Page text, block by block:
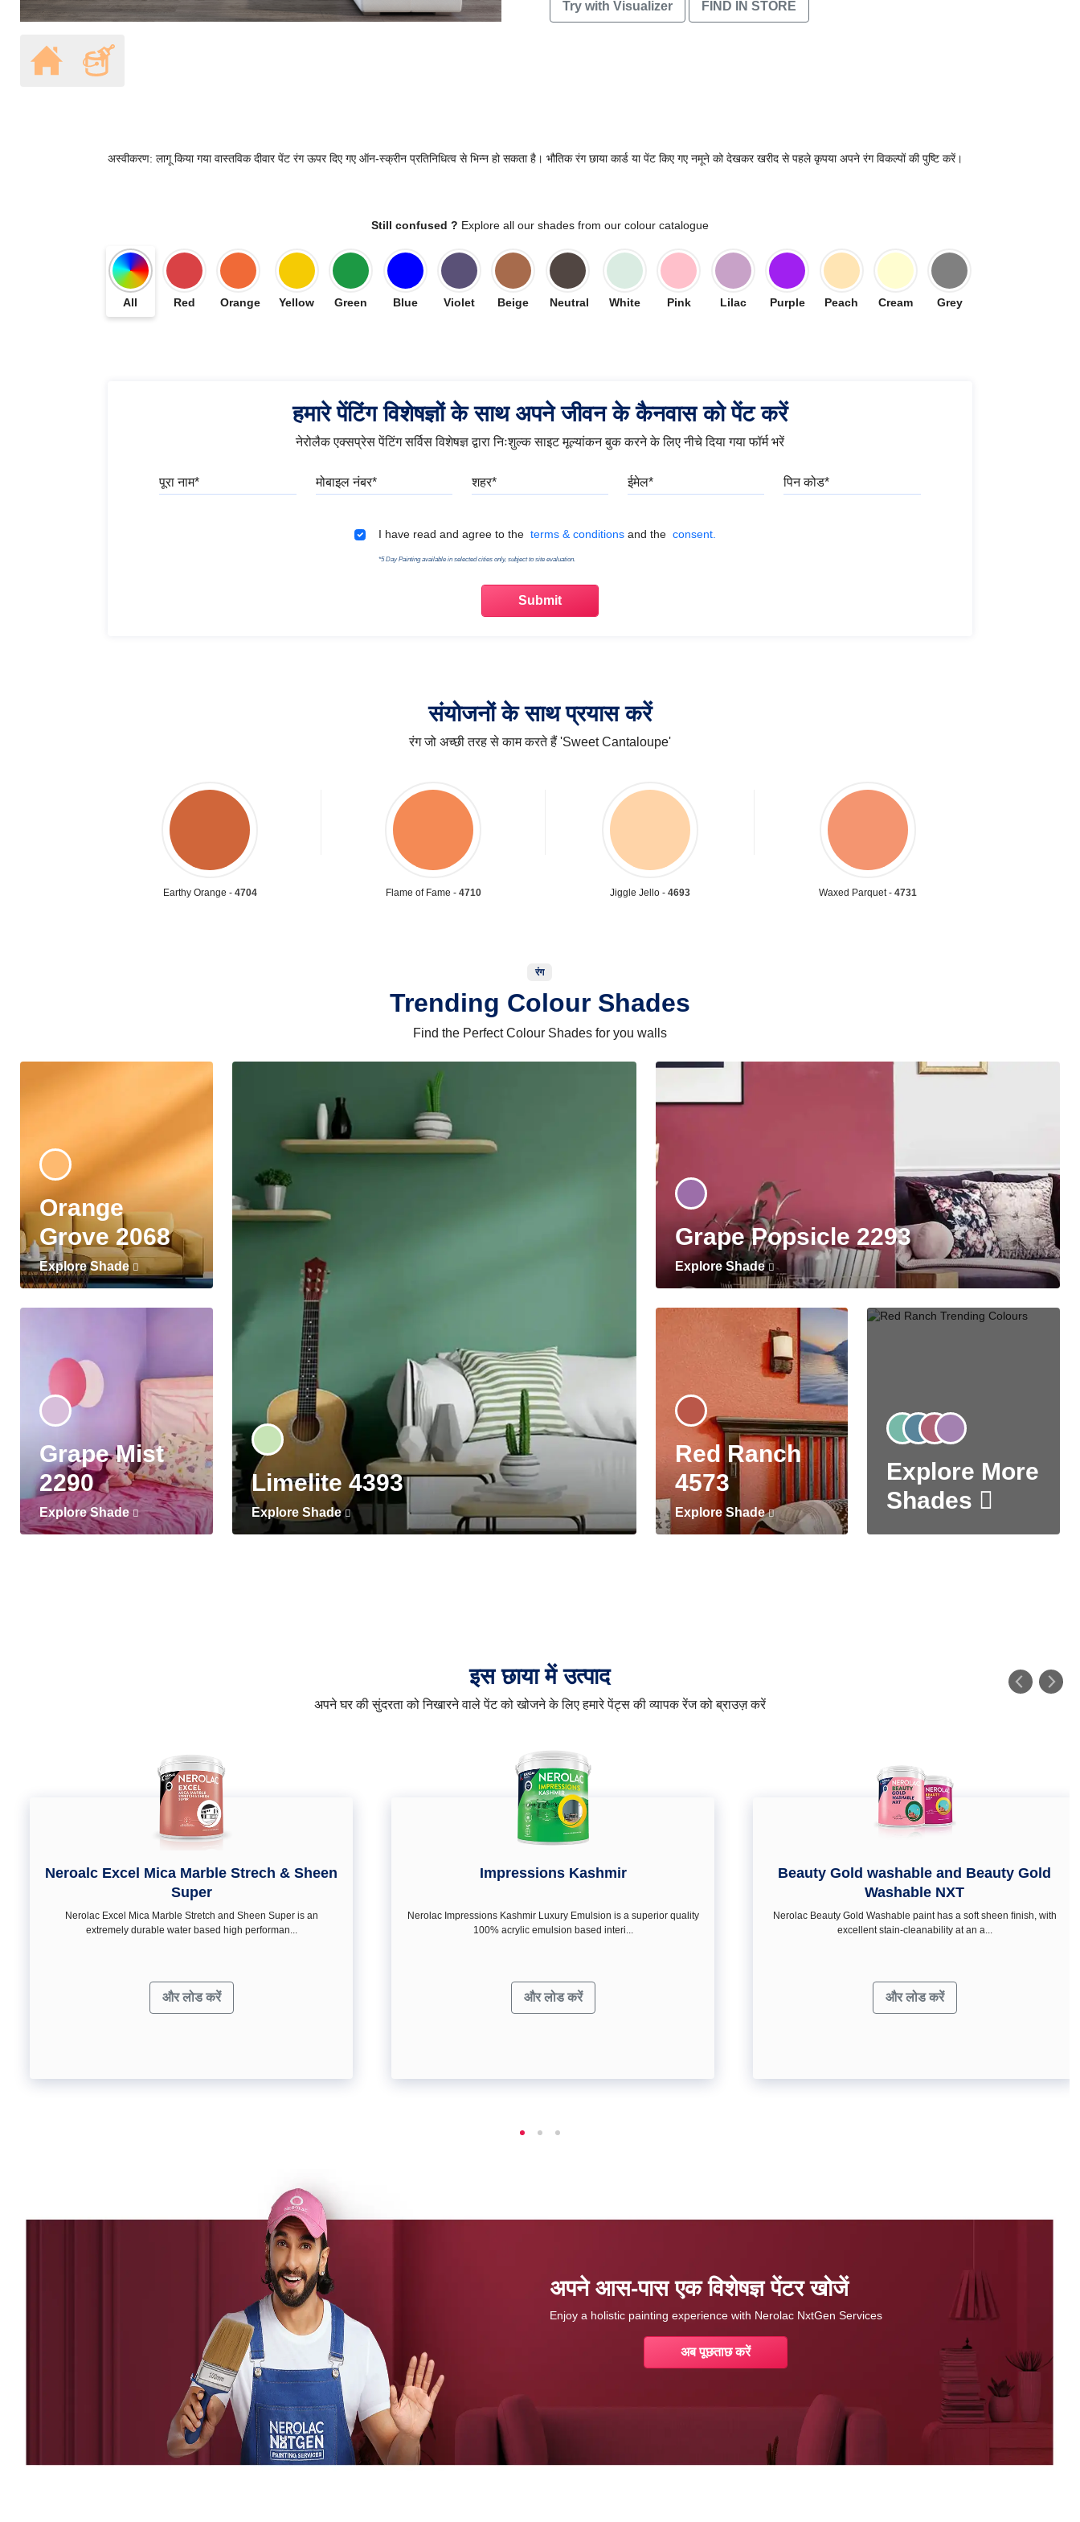
Try with Visualizer FIND IN STORE
अस्वीकरण: लागू किया गया वास्तविक दीवार पेंट रंग ऊपर दिए गए ऑन-स्क्रीन प्रतिनिधित्व से भिन्न हो सकता है। भौतिक रंग छाया कार्ड या पेंट किए गए नमूने को देखकर खरीद से पहले कृपया अपने रंग विकल्पों की पुष्टि करें।
Still confused ? Explore all our shades from our colour catalogue
All Red Orange Yellow Green Blue Violet Beige Neutral White Pink Lilac Purple Peach Cream Grey
हमारे पेंटिंग विशेषज्ञों के साथ अपने जीवन के कैनवास को पेंट करें
नेरोलैक एक्सप्रेस पेंटिंग सर्विस विशेषज्ञ द्वारा निःशुल्क साइट मूल्यांकन बुक करने के लिए नीचे दिया गया फॉर्म भरें
Terms & Conditions
I have read and agree to the terms & conditions and the consent.
*5 Day Painting available in selected cities only, subject to site evaluation.
संयोजनों के साथ प्रयास करें
रंग जो अच्छी तरह से काम करते हैं 'Sweet Cantaloupe'
Earthy Orange - 4704 Flame of Fame - 4710 Jiggle Jello - 4693 Waxed Parquet - 4731
रंग
Trending Colour Shades
Find the Perfect Colour Shades for you walls
Orange
Grove 2068
Explore Shade
Grape Mist
2290
Explore Shade
Limelite 4393
Explore Shade
Grape Popsicle 2293
Explore Shade
Red Ranch
4573
Explore Shade
Explore More
Shades
इस छाया में उत्पाद
अपने घर की सुंदरता को निखारने वाले पेंट को खोजने के लिए हमारे पेंट्स की व्यापक रेंज को ब्राउज़ करें
Neroalc Excel Mica Marble Strech & Sheen
Super
Nerolac Excel Mica Marble Stretch and Sheen Super is an
extremely durable water based high performan...
और लोड करें
Impressions Kashmir
Nerolac Impressions Kashmir Luxury Emulsion is a superior quality
100% acrylic emulsion based interi...
और लोड करें
Beauty Gold washable and Beauty Gold
Washable NXT
Nerolac Beauty Gold Washable paint has a soft sheen ﬁnish, with
excellent stain-cleanability at an a...
और लोड करें
अपने आस-पास एक विशेषज्ञ पेंटर खोजें
Enjoy a holistic painting experience with Nerolac NxtGen Services
अब पूछताछ करें